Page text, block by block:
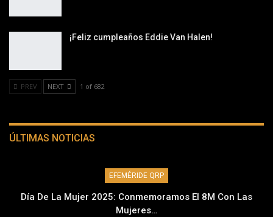
¡Feliz cumpleaños Eddie Van Halen!
PREV NEXT 1 of 682
ÚLTIMAS NOTICIAS
EFEMÉRIDE QRP
Día De La Mujer 2025: Conmemoramos El 8M Con Las
Mujeres…